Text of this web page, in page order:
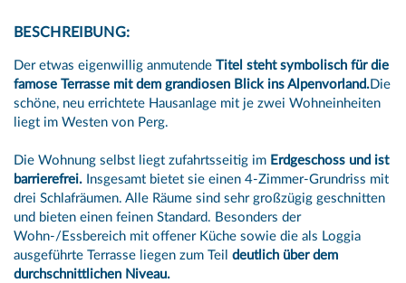
BESCHREIBUNG:
Der etwas eigenwillig anmutende Titel steht symbolisch für die
famose Terrasse mit dem grandiosen Blick ins Alpenvorland.Die
schöne, neu errichtete Hausanlage mit je zwei Wohneinheiten
liegt im Westen von Perg.
Die Wohnung selbst liegt zufahrtsseitig im Erdgeschoss und ist
barrierefrei. Insgesamt bietet sie einen 4-Zimmer-Grundriss mit
drei Schlafräumen. Alle Räume sind sehr großzügig geschnitten
und bieten einen feinen Standard. Besonders der
Wohn-/Essbereich mit offener Küche sowie die als Loggia
ausgeführte Terrasse liegen zum Teil deutlich über dem
durchschnittlichen Niveau.